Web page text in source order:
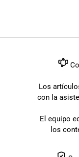
Los
con la
El equipo
los